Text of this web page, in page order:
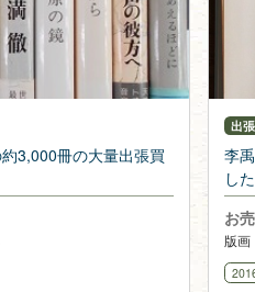
3,000冊の大量出張買
出
李
した
お
版画